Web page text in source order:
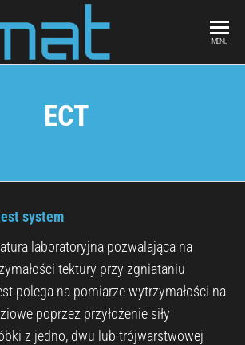
MENU
ECT
system
laboratoryjna pozwalająca na
tektury przy zgniataniu
polega na pomiarze wytrzymałości na
poprzez przyłożenie siły
z jedno, dwu lub trójwarstwowej